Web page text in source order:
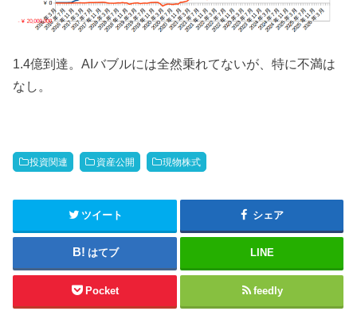
1.4億到達。AIバブルには全然乗れてないが、特に不満は
なし。
投資関連 資産公開 現物株式
ツイート シェア
はてブ LINE
Pocket feedly